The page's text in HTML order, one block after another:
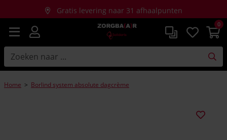
0
Gratis levering naar 31 afhaalpunten
Gratis thuislevering bij aankopen vanaf €150
Home > Borlind system absolute dagcrème